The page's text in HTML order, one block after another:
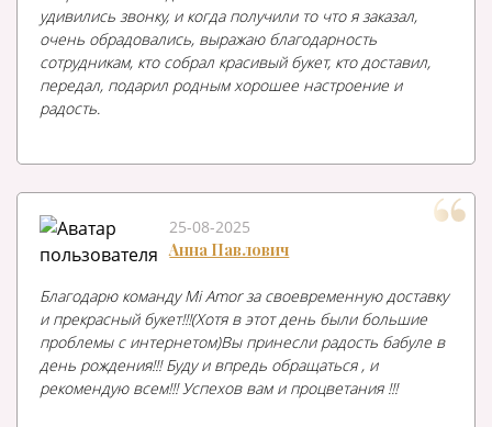
удивились звонку, и когда получили то что я заказал,
очень обрадовались, выражаю благодарность
сотрудникам, кто собрал красивый букет, кто доставил,
передал, подарил родным хорошее настроение и
радость.
25-08-2025
Анна Павлович
Благодарю команду Mi Amor за своевременную доставку
и прекрасный букет!!!(Хотя в этот день были большие
проблемы с интернетом)Вы принесли радость бабуле в
день рождения!!! Буду и впредь обращаться , и
рекомендую всем!!! Успехов вам и процветания !!!